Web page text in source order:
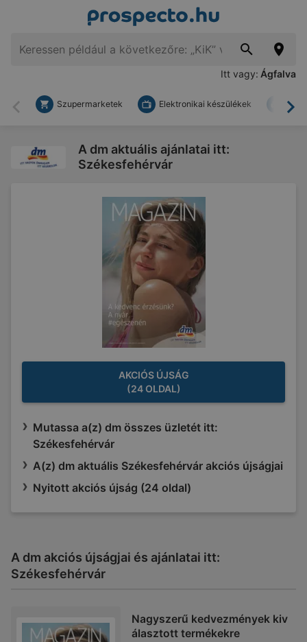
Itt vagy: Ágfalva
Vissza
Szupermarketek Elektronikai készülékek
A dm aktuális ajánlatai itt:
Székesfehérvár
AKCIÓS ÚJSÁG
(24 OLDAL)
Mutassa a(z) dm összes üzletét itt:
Székesfehérvár
A(z) dm aktuális Székesfehérvár akciós újságjai
Nyitott akciós újság (24 oldal)
A dm akciós újságjai és ajánlatai itt:
Székesfehérvár
Nagyszerű kedvezmények kiv
álasztott termékekre